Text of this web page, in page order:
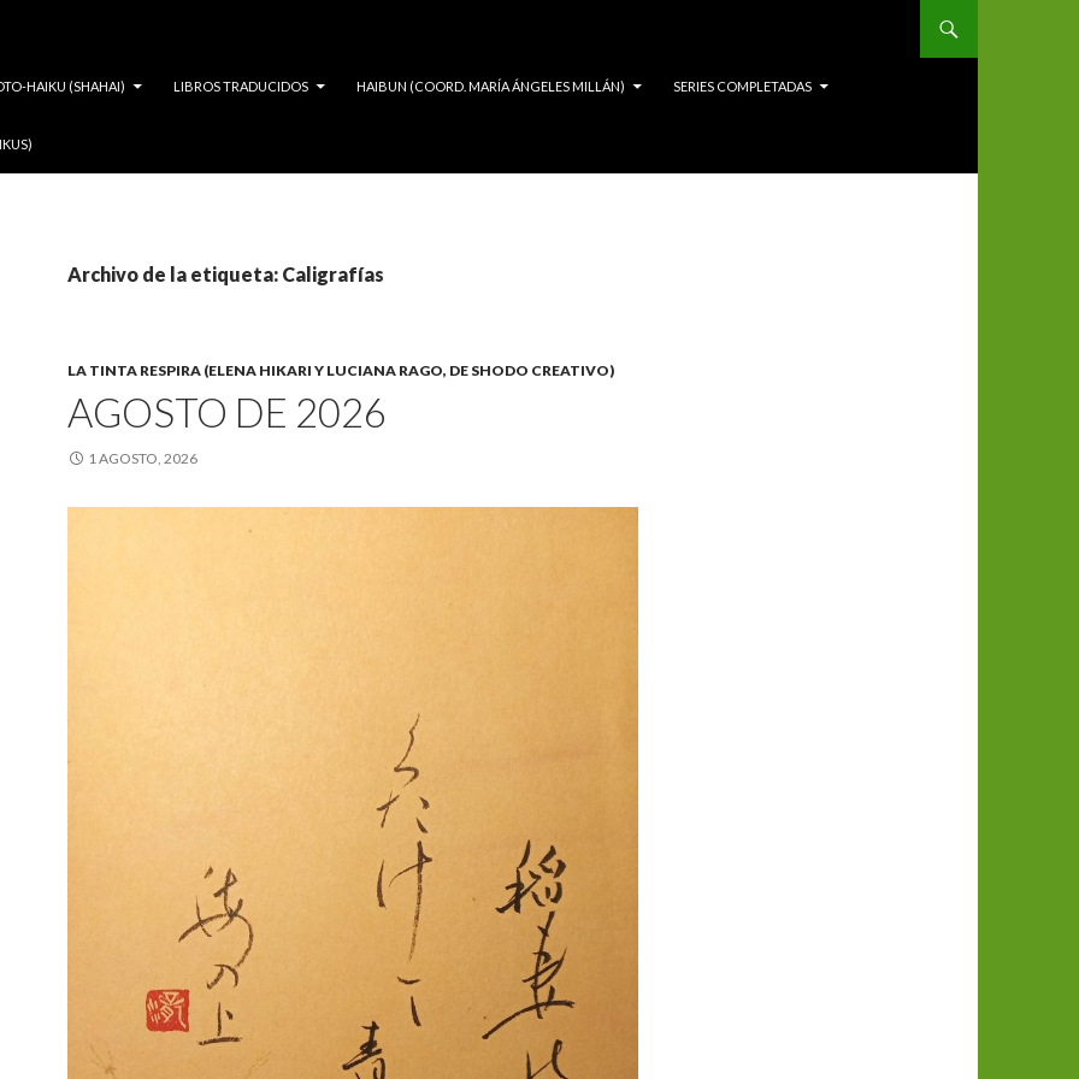
HAIKU (SHAHAI) LIBROS TRADUCIDOS HAIBUN (COORD. MARÍA ÁNGELES MILLÁN) SERIES COMPLETADAS
Archivo de la etiqueta: Caligrafías
LA TINTA RESPIRA (ELENA HIKARI Y LUCIANA RAGO, DE SHODO CREATIVO)
AGOSTO DE 2026
1 AGOSTO, 2026